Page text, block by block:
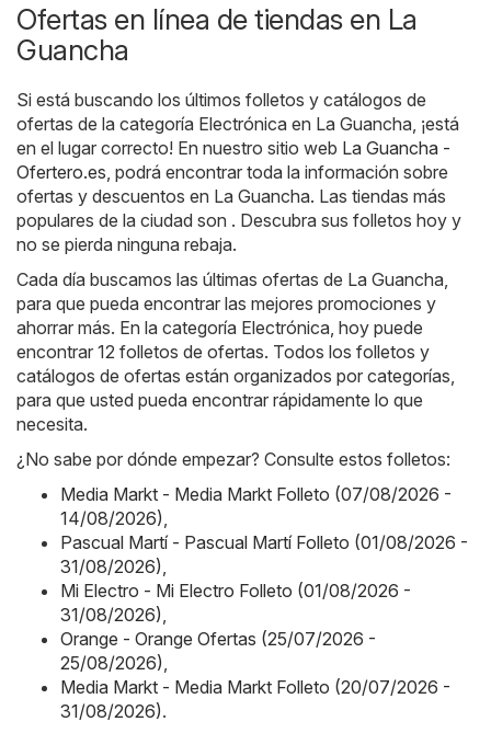
Ofertas en línea de tiendas en La
Guancha
Si está buscando los últimos folletos y catálogos de
ofertas de la categoría Electrónica en La Guancha, ¡está
en el lugar correcto! En nuestro sitio web La Guancha -
Ofertero.es , podrá encontrar toda la información sobre
ofertas y descuentos en La Guancha. Las tiendas más
populares de la ciudad son . Descubra sus folletos hoy y
no se pierda ninguna rebaja.
Cada día buscamos las últimas ofertas de La Guancha,
para que pueda encontrar las mejores promociones y
ahorrar más. En la categoría Electrónica, hoy puede
encontrar 12 folletos de ofertas. Todos los folletos y
catálogos de ofertas están organizados por categorías,
para que usted pueda encontrar rápidamente lo que
necesita.
¿No sabe por dónde empezar? Consulte estos folletos:
Media Markt - Media Markt Folleto (07/08/2026 -
14/08/2026)
Pascual Martí - Pascual Martí Folleto (01/08/2026 -
31/08/2026)
Mi Electro - Mi Electro Folleto (01/08/2026 -
31/08/2026)
Orange - Orange Ofertas (25/07/2026 -
25/08/2026)
Media Markt - Media Markt Folleto (20/07/2026 -
31/08/2026).